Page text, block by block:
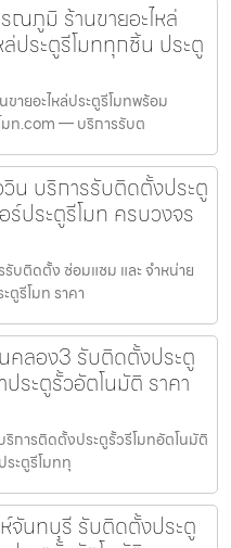
ณภูมิ ร้านขายอะไหล่
ประตูรีโมททุกชิ้น ประตู
ายอะไหล่ประตูรีโมทพร้อม
มท.com — บริการรับต
น บริการรับติดตั้งประตู
ประตูรีโมท ครบวงจร
บติดตั้ง ซ่อมแซม และ จำหน่าย
ตูรีโมท ราคา
คลอง3 รับติดตั้งประตู
ระตูรั้วอัตโนมัติ ราคา
การติดตั้งประตูรั้วรีโมทอัตโนมัติ
ระตูรีโมททุ
จันทบุรี รับติดตั้งประตู